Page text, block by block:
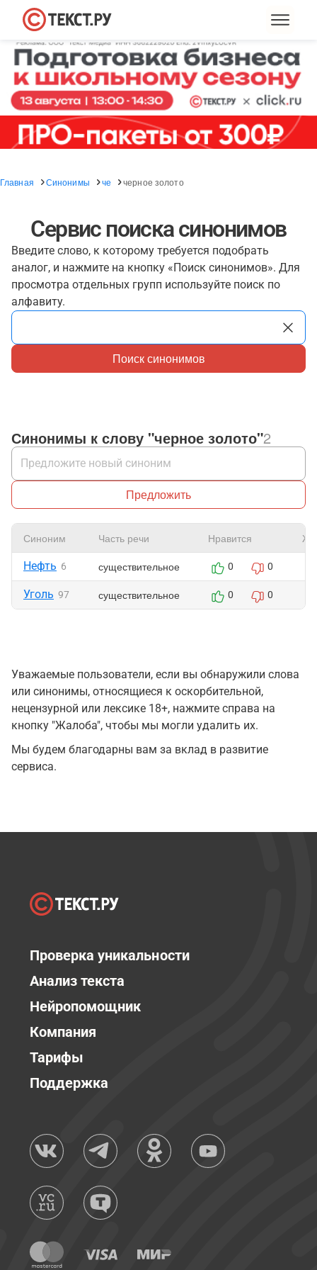
Главная Синонимы че черное золото
Сервис поиска синонимов
Введите слово, к которому требуется подобрать
аналог, и нажмите на кнопку «Поиск синонимов». Для
просмотра отдельных групп используйте поиск по
алфавиту.
Поиск синонимов
Синонимы к слову "черное золото"2
Предложить
Синоним Часть речи Нравится
Нефть 6 существительное 0 0
Уголь 97 существительное 0 0
Уважаемые пользователи, если вы обнаружили слова
или синонимы, относящиеся к оскорбительной,
нецензурной или лексике 18+, нажмите справа на
кнопку "Жалоба", чтобы мы могли удалить их.
Мы будем благодарны вам за вклад в развитие
сервиса.
Проверка уникальности
Анализ текста
Нейропомощник
Компания
Тарифы
Поддержка